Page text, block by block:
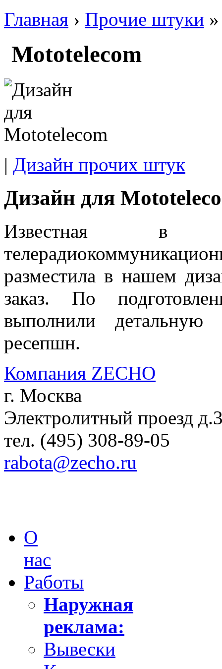
Главная › Прочие штуки
Mototelecom
| Дизайн прочих штук
Дизайн для
Известная в
разместила в нашем
заказ. По
выполнили детальную
ресепшн.
Компания ZECHO
г. Москва
Электролитный проезд
тел. (495) 308-89-05
rabota@zecho.ru
О
нас
Работы
Наружная
реклама:
Вывески